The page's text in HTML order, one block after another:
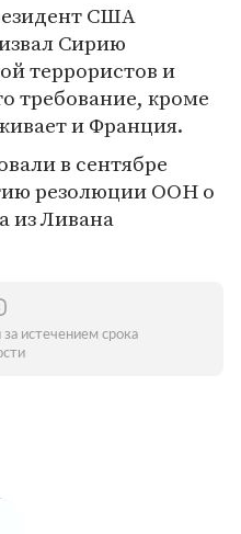
США
Сирию
террористов и
требование, кроме
и Франция.
в сентябре
резолюции ООН о
из Ливана
истечением срока